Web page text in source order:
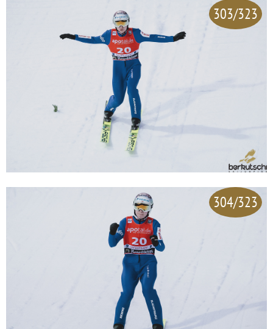
303/323
304/323